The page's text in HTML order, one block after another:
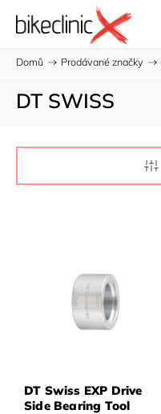
Domů / Prodávané značky /
DT SWISS
DT Swiss EXP Drive
Side Bearing Tool